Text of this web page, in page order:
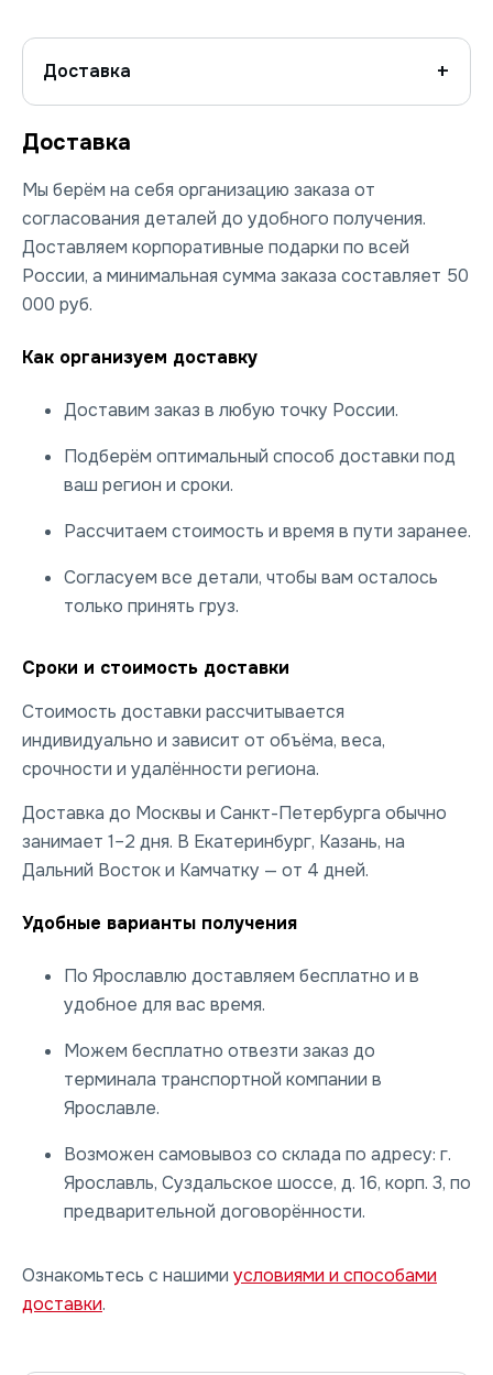
Доставка
Доставка
Мы берём на себя организацию заказа от
согласования деталей до удобного получения.
Доставляем корпоративные подарки по всей
России, а минимальная сумма заказа составляет 50
000 руб.
Как организуем доставку
Доставим заказ в любую точку России.
Подберём оптимальный способ доставки под
ваш регион и сроки.
Рассчитаем стоимость и время в пути заранее.
Согласуем все детали, чтобы вам осталось
только принять груз.
Сроки и стоимость доставки
Стоимость доставки рассчитывается
индивидуально и зависит от объёма, веса,
срочности и удалённости региона.
Доставка до Москвы и Санкт-Петербурга обычно
занимает 1–2 дня. В Екатеринбург, Казань, на
Дальний Восток и Камчатку — от 4 дней.
Удобные варианты получения
По Ярославлю доставляем бесплатно и в
удобное для вас время.
Можем бесплатно отвезти заказ до
терминала транспортной компании в
Ярославле.
Возможен самовывоз со склада по адресу: г.
Ярославль, Суздальское шоссе, д. 16, корп. 3, по
предварительной договорённости.
Ознакомьтесь с нашими условиями и способами
доставки.